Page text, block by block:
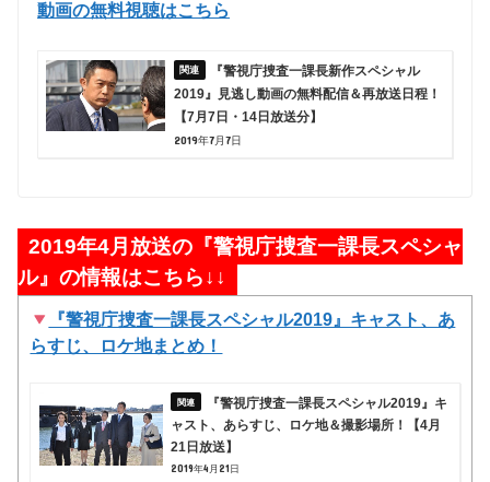
動画の無料視聴はこちら
『警視庁捜査一課長新作スペシャル
2019』見逃し動画の無料配信＆再放送日程！
【7月7日・14日放送分】
2019年7月7日
2019年4月放送の『警視庁捜査一課長スペシャ
ル』の情報はこちら↓↓
『警視庁捜査一課長スペシャル2019』キャスト、あ
らすじ、ロケ地まとめ！
『警視庁捜査一課長スペシャル2019』キ
ャスト、あらすじ、ロケ地＆撮影場所！【4月
21日放送】
2019年4月21日